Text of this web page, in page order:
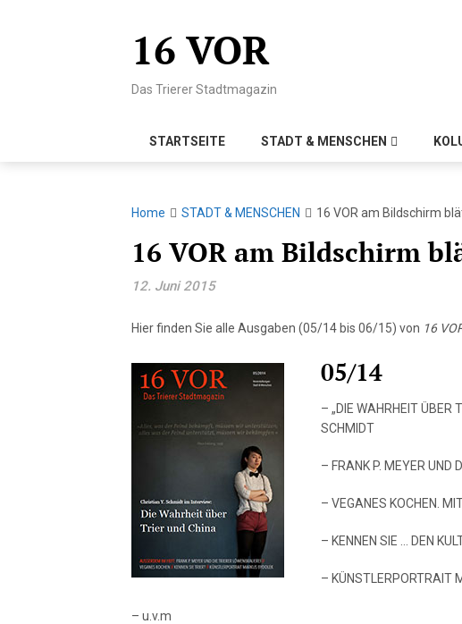
16 VOR
Das Trierer Stadtmagazin
STARTSEITE STADT & MENSCHEN
Home STADT & MENSCHEN 16 VOR am Bildschirm
16 VOR am Bildschirm
12. Juni 2015
Hier finden Sie alle Ausgaben (05/14 bis 06/15) von 16
05/14
– „DIE WAHRHEIT ÜBER
SCHMIDT
– FRANK P. MEYER UND
– VEGANES KOCHEN.
– KENNEN SIE … DEN
– KÜNSTLERPORTRAIT
– u.v.m